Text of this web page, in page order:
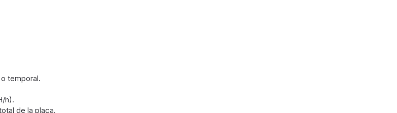
temporal.
h).
de la placa.